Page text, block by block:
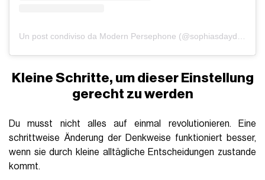
Kleine Schritte, um dieser Einstellung
gerecht zu werden
Du musst nicht alles auf einmal revolutionieren. Eine
schrittweise Änderung der Denkweise funktioniert besser,
wenn sie durch kleine alltägliche Entscheidungen zustande
kommt.